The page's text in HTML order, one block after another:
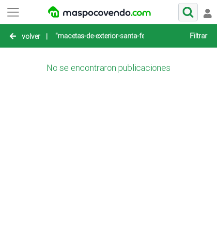
volver | "macetas-de-exterior-santa-fe" Filtrar
No se encontraron publicaciones